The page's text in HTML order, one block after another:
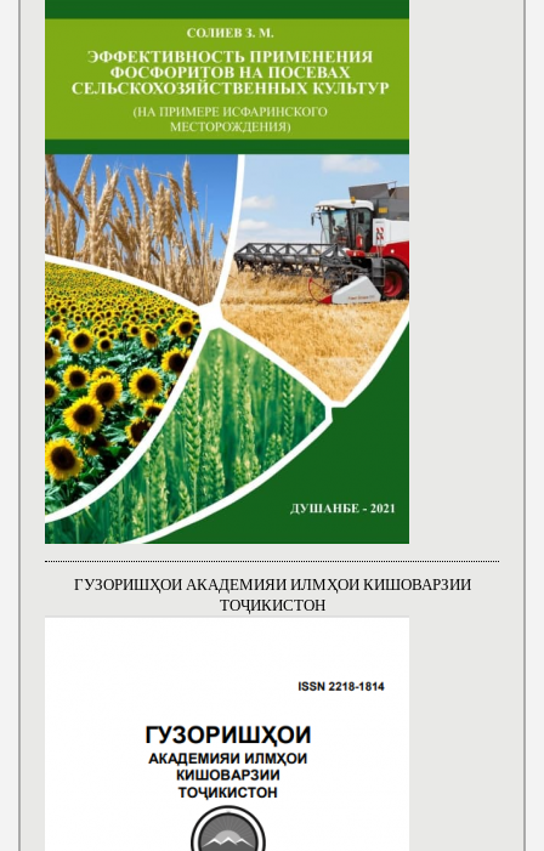
ГУЗОРИШҲОИ АКАДЕМИЯИ ИЛМҲОИ КИШОВАРЗИИ
ТОҶИКИСТОН